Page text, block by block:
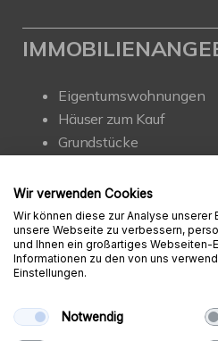
Eigentumswohnungen
Häuser zum Kauf
Grundstücke
Renditeobjekte
Gewerbeimmobilien
© Ambition Immobilien e.K.
Wir verwenden Cookies
Wir können diese zur Analyse unserer
unsere Webseite zu verbessern,
und Ihnen ein großartiges Webseiten-
Informationen zu den von uns
Einstellungen.
Notwendig